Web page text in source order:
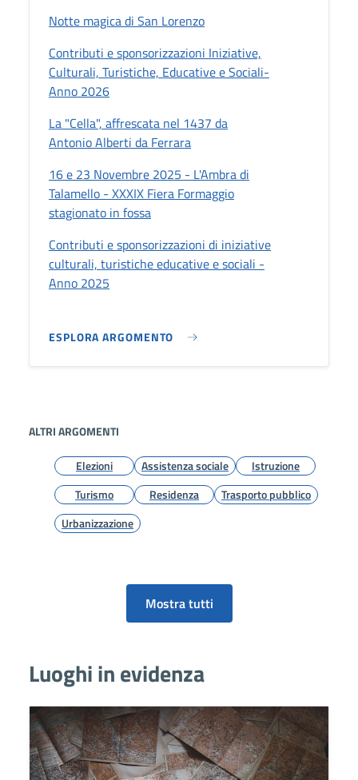
Notte magica di San Lorenzo
Contributi e sponsorizzazioni Iniziative,
Culturali, Turistiche, Educative e Sociali-
Anno 2026
La "Cella", affrescata nel 1437 da
Antonio Alberti da Ferrara
16 e 23 Novembre 2025 - L'Ambra di
Talamello - XXXIX Fiera Formaggio
stagionato in fossa
Contributi e sponsorizzazioni di iniziative
culturali, turistiche educative e sociali -
Anno 2025
ESPLORA ARGOMENTO
ALTRI ARGOMENTI
Elezioni Assistenza sociale
Istruzione
Turismo
Residenza
Trasporto pubblico
Urbanizzazione
Mostra tutti
Luoghi in evidenza